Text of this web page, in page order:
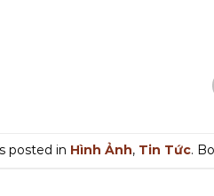
posted in Hình Ảnh, Tin Tức.